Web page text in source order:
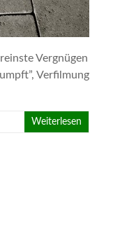
Vergnügen
Verfilmung
Weiterlesen